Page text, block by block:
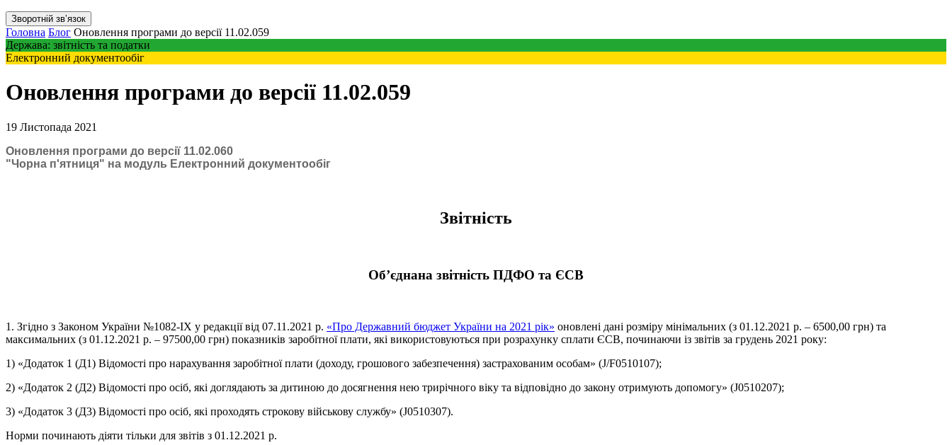
Зворотній звʼязок
Головна Блог Оновлення програми до версії 11.02.059
Держава: звітність та податки
Електронний документообіг
Оновлення програми до версії 11.02.059
19 Листопада 2021
Оновлення програми до версії 11.02.060
"Чорна п'ятниця" на модуль Електронний документообіг
Звітність
Об’єднана звітність ПДФО та ЄСВ
1. Згідно з Законом України №1082-IX у редакції від 07.11.2021 р. «Про Державний бюджет України на 2021 рік» оновлені дані розміру мінімальних (з 01.12.2021 р. – 6500,00 грн) та
максимальних (з 01.12.2021 р. – 97500,00 грн) показників заробітної плати, які використовуються при розрахунку сплати ЄСВ, починаючи із звітів за грудень 2021 року:
1) «Додаток 1 (Д1) Відомості про нарахування заробітної плати (доходу, грошового забезпечення) застрахованим особам» (J/F0510107);
2) «Додаток 2 (Д2) Відомості про осіб, які доглядають за дитиною до досягнення нею трирічного віку та відповідно до закону отримують допомогу» (J0510207);
3) «Додаток 3 (Д3) Відомості про осіб, які проходять строкову військову службу» (J0510307).
Норми починають діяти тільки для звітів з 01.12.2021 р.